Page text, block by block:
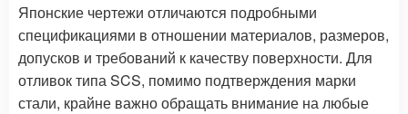
Японские чертежи отличаются подробными
спецификациями в отношении материалов, размеров,
допусков и требований к качеству поверхности. Для
отливок типа SCS, помимо подтверждения марки
стали, крайне важно обращать внимание на любые